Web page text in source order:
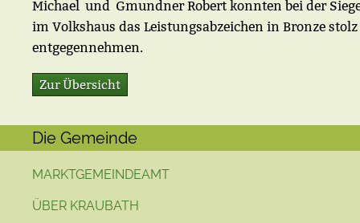
Michael und Gmundner Robert konnten bei der
im Volkshaus das Leistungsabzeichen in Bronze stolz
entgegennehmen.
Zur Übersicht
Die Gemeinde
MARKTGEMEINDEAMT
ÜBER KRAUBATH